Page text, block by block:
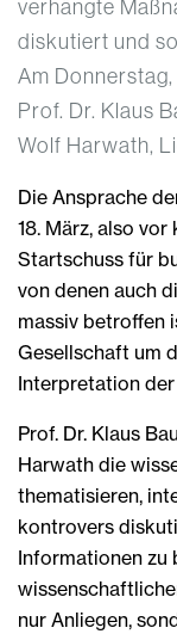
verhängte
diskutiert und
Am
Prof. Dr. Klaus
Wolf Harwath,
Die Ansprache
18. März, also
Startschuss für
von denen auch
massiv betroffen
Gesellschaft um
Interpretation
Prof. Dr. Klaus
Harwath die
thematisieren,
kontrovers
Informationen zu
nur Anliegen,